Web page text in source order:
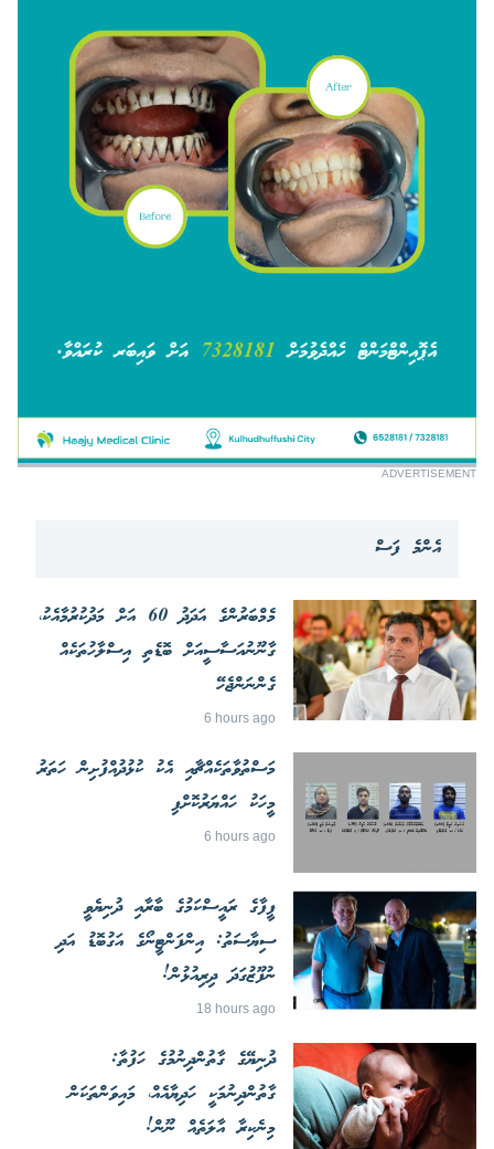
ADVERTISEMENT
އެންމެ ފަސް
މެމްބަރުންގެ އަދަދު 60 އަށް މަދުކުރުމާއެކު،
ގާނޫނުއަސާސީއަށް ބޮޑެތި އިސްލާހުތަކެއް
ގެންނަންޖެހޭ
6 hours ago
މަސްތުވާތަކެއްޗާއި އެކު ކުޅުދުއްފުށިން ހަތަރު
މީހަކު ހައްޔަރުކޮށްފި
6 hours ago
ފީފާގެ ރައީސްކަމުގެ ބާރާއި ދުނިޔެވީ
ސިޔާސަތު: އިންފަންޓީނޯގެ އަގުބޮޑު އަދި
ނުފޫޒުގަދަ ދިރިއުޅުން!
18 hours ago
ދުނިޔޭގެ ގާތުންދިނުމުގެ ހަފުތާ:
ގާތުންދިނުމަކީ ހަދިޔާއެއް، މައިވަންތަކަން
މިނެކިރާ އާލަތެއް ނޫން!